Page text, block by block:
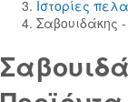
Ιστορίες
Σαβουιδάκης